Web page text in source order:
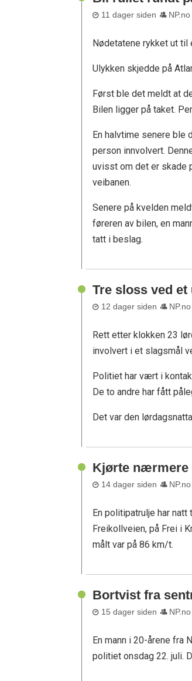
11 dager siden NP.no
Nødetatene rykket ut til
Ulykken skjedde på
Først ble det meldt at
Bilen ligger på taket.
En halvtime senere ble
person innvolvert.
uvisst om det er skade
veibanen.
Senere på kvelden
føreren av bilen, en
tatt i beslag.
Tre sloss ved et
12 dager siden NP.no
Rett etter klokken 23
involvert i et slagsmål
Politiet har vært i
De to andre har fått
Det var den
Kjørte nærmere
14 dager siden NP.no
En politipatrulje har
Freikollveien, på Frei i
målt var på 86 km/t.
Bortvist fra
15 dager siden NP.no
En mann i 20-årene fra
politiet onsdag 22. juli.